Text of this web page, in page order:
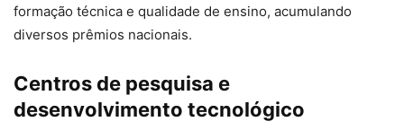
formação técnica e qualidade de ensino, acumulando
diversos prêmios nacionais.
Centros de pesquisa e
desenvolvimento tecnológico